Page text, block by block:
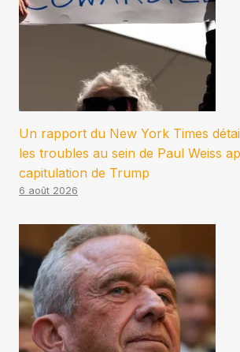
Un rapport du New York Times
les troubles au sein de Paul Weiss
capitulation de Trump
6 août 2026